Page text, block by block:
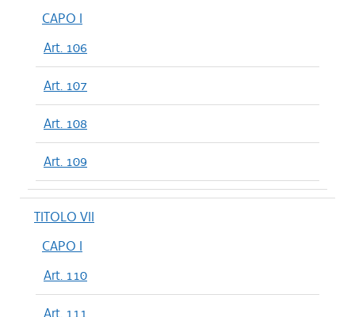
CAPO I
Art. 106
Art. 107
Art. 108
Art. 109
TITOLO VII
CAPO I
Art. 110
Art. 111